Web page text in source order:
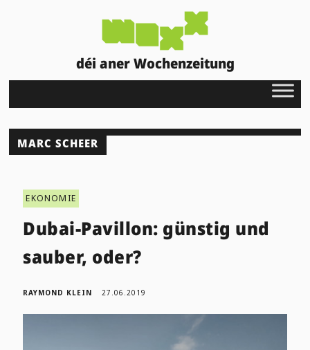
déi aner Wochenzeitung
MARC SCHEER
EKONOMIE
Dubai-Pavillon: günstig und
sauber, oder?
RAYMOND KLEIN 27.06.2019